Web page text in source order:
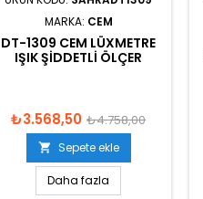
MARKA: CEM
DT-1309 CEM LÜXMETRE
IŞIK ŞIDDETLI ÖLÇER
₺3.568,50 ₺4.758,00
 Sepete ekle
Daha fazla